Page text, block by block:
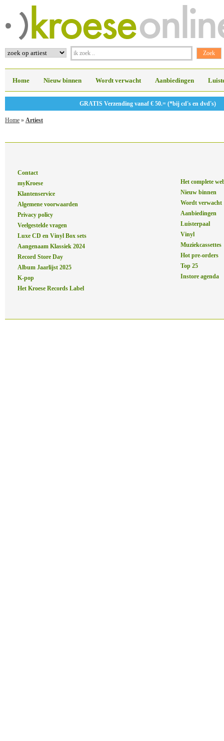
Home Nieuw binnen Wordt verwacht Aanbiedingen
GRATIS Verzending vanaf € 50.= (*bij cd's en dvd's)
Home » Artiest
Contact
myKroese
Klantenservice
Algemene voorwaarden
Privacy policy
Veelgestelde vragen
Luxe CD en Vinyl Box sets
Aangenaam Klassiek 2024
Record Store Day
Album Jaarlijst 2025
K-pop
Het Kroese Records Label
Het complete
Nieuw binnen
Wordt verwacht
Aanbiedingen
Luisterpaal
Vinyl
Muziekcassettes
Hot pre-orders
Top 25
Instore agenda